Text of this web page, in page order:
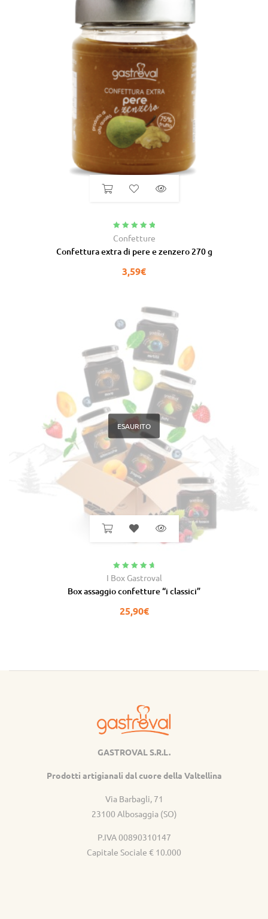
Valutato 5.00
Confetture
Confettura extra di pere e zenzero 270 g
3,59€
ESAURITO
Valutato
4.91
I Box Gastroval
Box assaggio confetture “i classici”
25,90€
GASTROVAL S.R.L.
Prodotti artigianali dal cuore della Valtellina
Via Barbagli, 71
23100 Albosaggia (SO)
P.IVA 00890310147
Capitale Sociale € 10.000